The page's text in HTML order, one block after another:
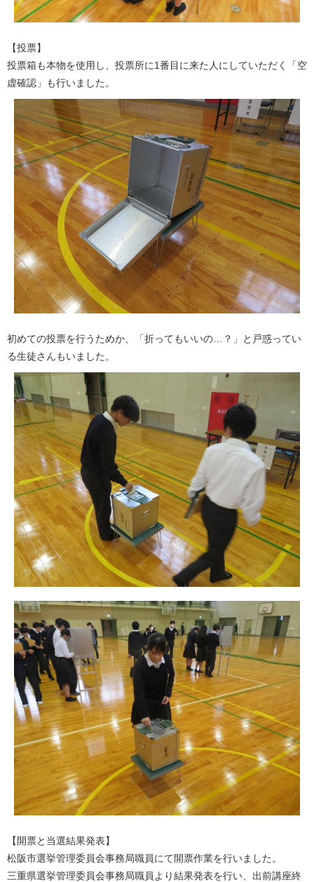
【投票】
投票箱も本物を使用し、投票所に1番目に来た人にしていただく「空
虚確認」も行いました。
初めての投票を行うためか、「折ってもいいの…？」と戸惑ってい
る生徒さんもいました。
【開票と当選結果発表】
松阪市選挙管理委員会事務局職員にて開票作業を行いました。
三重県選挙管理委員会事務局職員より結果発表を行い、出前講座終